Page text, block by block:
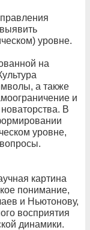
уровне.
на
а также
и
В
уровне,
картина
понимание,
и Ньютонову,
восприятия
динамики.